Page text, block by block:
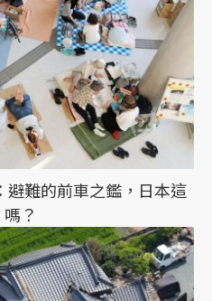
避難的前車之鑑，日本這
？